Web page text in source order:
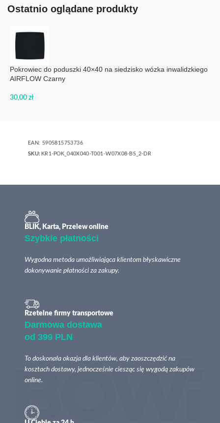
Ostatnio oglądane produkty
Pokrowiec do poduszki 40×40 na siedzisko wózka inwalidzkiego
AIRFLOW Czarny
30,00zł
EAN: 5905815753736
SKU: KR1-POK_040X040-T001-W07X08-BS_2-DR
BLIK, Karta, Przelew online
Szybkie płatności
Wygodna metoda umożliwiająca klientom błyskawiczne
dokonywanie płatności za zakupy.
Rzetelne firmy transportowe
Darmowa dostawa
od 399 PLN
To doskonała okazja dla klientów, aby zaoszczędzić na
kosztach dostawy, jednocześnie ciesząc się wygodą zakupów
online.